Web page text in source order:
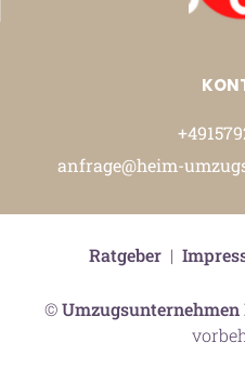
anfrage@heim-
©
Ratgeber|